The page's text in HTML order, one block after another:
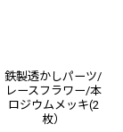
鉄製透かしパーツ/
レースフラワー/本
ロジウムメッキ(2
枚）